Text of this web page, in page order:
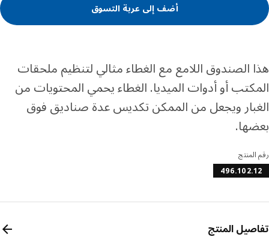
أضف إلى عربة التسوق
الصندوق اللامع مع الغطاء مثالي لتنظيم ملحقات
أو أدوات الميديا. الغطاء يحمي المحتويات من
ويجعل من الممكن تكديس عدة صناديق فوق
المنتج